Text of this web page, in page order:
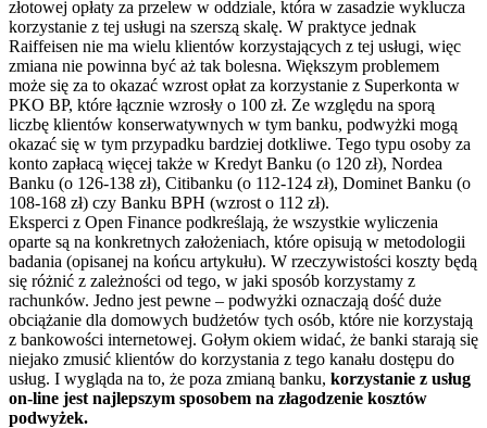
złotowej opłaty za przelew w oddziale, która w zasadzie wyklucza
korzystanie z tej usługi na szerszą skalę. W praktyce jednak
Raiffeisen nie ma wielu klientów korzystających z tej usługi, więc
zmiana nie powinna być aż tak bolesna. Większym problemem
może się za to okazać wzrost opłat za korzystanie z Superkonta w
PKO BP, które łącznie wzrosły o 100 zł. Ze względu na sporą
liczbę klientów konserwatywnych w tym banku, podwyżki mogą
okazać się w tym przypadku bardziej dotkliwe. Tego typu osoby za
konto zapłacą więcej także w Kredyt Banku (o 120 zł), Nordea
Banku (o 126-138 zł), Citibanku (o 112-124 zł), Dominet Banku (o
108-168 zł) czy Banku BPH (wzrost o 112 zł).
Eksperci z Open Finance podkreślają, że wszystkie wyliczenia
oparte są na konkretnych założeniach, które opisują w metodologii
badania (opisanej na końcu artykułu). W rzeczywistości koszty będą
się różnić z zależności od tego, w jaki sposób korzystamy z
rachunków. Jedno jest pewne – podwyżki oznaczają dość duże
obciążanie dla domowych budżetów tych osób, które nie korzystają
z bankowości internetowej. Gołym okiem widać, że banki starają się
niejako zmusić klientów do korzystania z tego kanału dostępu do
usług. I wygląda na to, że poza zmianą banku, korzystanie z usług
on-line jest najlepszym sposobem na złagodzenie kosztów
podwyżek.